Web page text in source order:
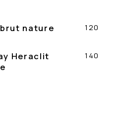
nature 120
Heraclit
140